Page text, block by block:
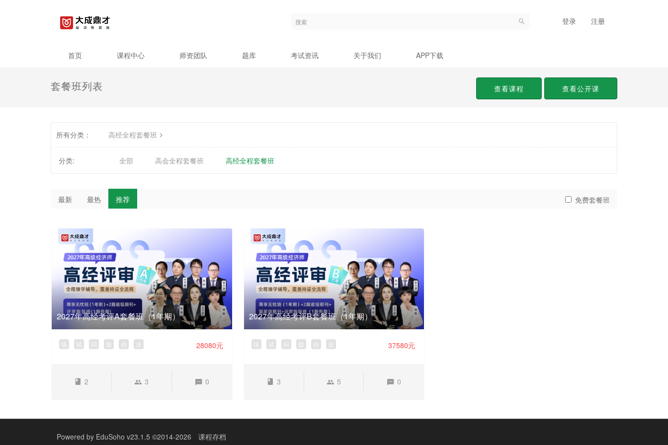
登录 注册
首页 课程中心 师资团队 题库 考试资讯 关于我们 APP下载
套餐班列表 查看课程 查看公开课
所有分类： 高经全程套餐班
分类: 全部 高会全程套餐班 高经全程套餐班
最新 最热 推荐 免费套餐班
2027年高经考评A套餐班（1年期）
练 试 问 疑 动 业 28080元
2 3 0
2027年高经考评B套餐班（1年期）
练 试 问 疑 动 业 37580元
3 5 0
Powered by EduSoho v23.1.5 ©2014-2026 课程存档